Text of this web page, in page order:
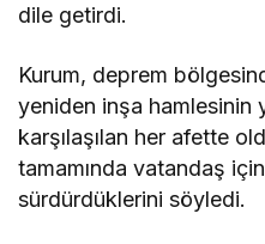
dile getirdi.
Kurum, deprem
yeniden inşa hamlesinin
karşılaşılan her afette
tamamında vatandaş için
sürdürdüklerini söyledi.